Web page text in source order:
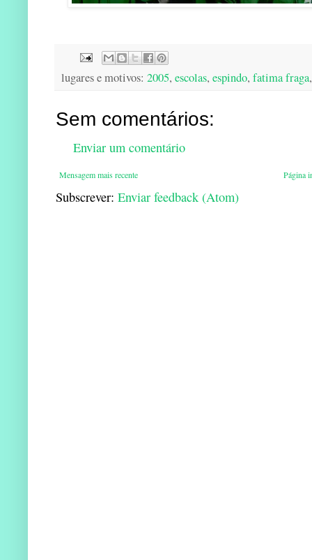
lugares e motivos: 2005, escolas, espindo, fatima fraga
Sem comentários:
Enviar um comentário
Mensagem mais recente Página
Subscrever: Enviar feedback (Atom)